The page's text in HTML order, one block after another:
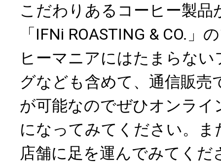
こだわりあるコーヒー製品
「IFNi ROASTING & CO.」
ヒーマニアにはたまらな
グなども含めて、通信販売
が可能なのでぜひオンライ
になってみてください。ま
店舗に足を運んでみてくだ